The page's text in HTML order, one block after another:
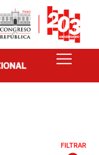
FILTRAR